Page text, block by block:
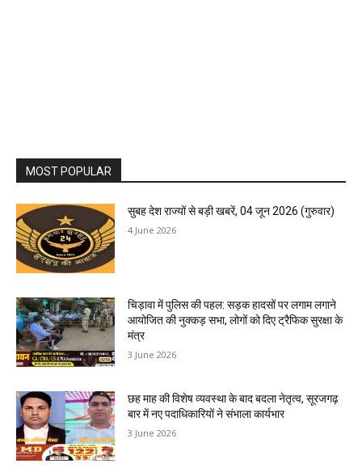
MOST POPULAR
सुबह देश राज्यों से बड़ी खबरें, 04 जून 2026 (गुरुवार)
4 June 2026
चिड़ावा में पुलिस की पहल: सड़क हादसों पर लगाम लगाने
आयोजित की नुक्कड़ सभा, लोगों को दिए ट्रैफिक सुरक्षा के
मंत्र
3 June 2026
छह माह की विशेष व्यवस्था के बाद बदला नेतृत्व, सूरजगढ़
बार में नए पदाधिकारियों ने संभाला कार्यभार
3 June 2026